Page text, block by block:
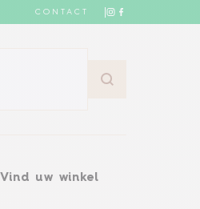
CONTACT
Vind uw winkel
Vind uw winkel